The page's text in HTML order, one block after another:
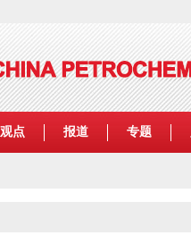
观点 报道 专题